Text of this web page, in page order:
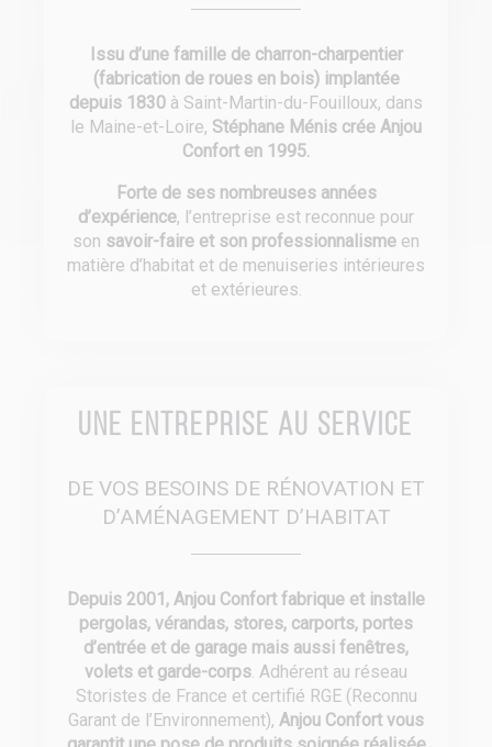
Issu d’une famille de charron-charpentier
(fabrication de roues en bois) implantée
depuis 1830 à Saint-Martin-du-Fouilloux, dans
le Maine-et-Loire, Stéphane Ménis crée Anjou
Confort en 1995.
Forte de ses nombreuses années
d’expérience, l’entreprise est reconnue pour
son savoir-faire et son professionnalisme en
matière d’habitat et de menuiseries intérieures
et extérieures.
Une entreprise au service
DE VOS BESOINS DE RÉNOVATION ET
D’AMÉNAGEMENT D’HABITAT
Depuis 2001, Anjou Confort fabrique et installe
pergolas, vérandas, stores, carports, portes
d’entrée et de garage mais aussi fenêtres,
volets et garde-corps. Adhérent au réseau
Storistes de France et certifié RGE (Reconnu
Garant de l’Environnement), Anjou Confort vous